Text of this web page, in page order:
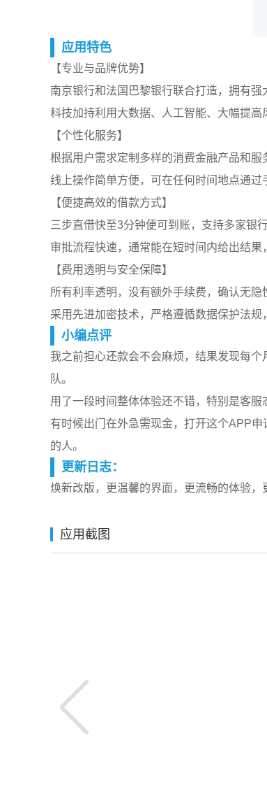
应用特色
【专业与品牌优势】
南京银行和法国巴黎银行联合打造，拥有强
科技加持利用大数据、人工智能、大幅提高
【个性化服务】
根据用户需求定制多样的消费金融产品和服
线上操作简单方便，可在任何时间地点通过
【便捷高效的借款方式】
三步直借快至3分钟便可到账，支持多家银行
审批流程快速，通常能在短时间内给出结果
【费用透明与安全保障】
所有利率透明，没有额外手续费，确认无隐
采用先进加密技术，严格遵循数据保护法规
小编点评
我之前担心还款会不会麻烦，结果发现每
队。
用了一段时间整体体验还不错，特别是客服
有时候出门在外急需现金，打开这个APP
的人。
更新日志：
焕新改版，更温馨的界面，更流畅的体验，
应用截图